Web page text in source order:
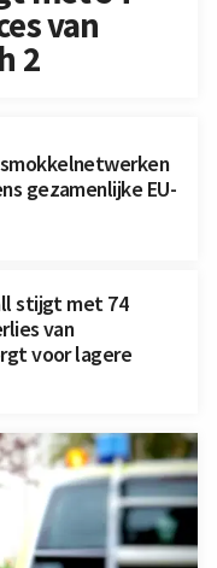
van
2
gezamenlijke EU-
stijgt met 74
van
voor lagere